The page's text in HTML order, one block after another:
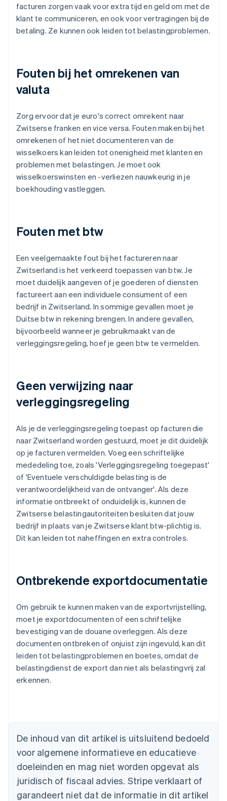
facturen zorgen vaak voor extra tijd en geld om met de
klant te communiceren, en ook voor vertragingen bij de
betaling. Ze kunnen ook leiden tot belastingproblemen.
Fouten bij het omrekenen van
valuta
Zorg ervoor dat je euro's correct omrekent naar
Zwitserse franken en vice versa. Fouten maken bij het
omrekenen of het niet documenteren van de
wisselkoers kan leiden tot onenigheid met klanten en
problemen met belastingen. Je moet ook
wisselkoerswinsten en -verliezen nauwkeurig in je
boekhouding vastleggen.
Fouten met btw
Een veelgemaakte fout bij het factureren naar
Zwitserland is het verkeerd toepassen van btw. Je
moet duidelijk aangeven of je goederen of diensten
factureert aan een individuele consument of een
bedrijf in Zwitserland. In sommige gevallen moet je
Duitse btw in rekening brengen. In andere gevallen,
bijvoorbeeld wanneer je gebruikmaakt van de
verleggingsregeling, hoef je geen btw te vermelden.
Geen verwijzing naar
verleggingsregeling
Als je de verleggingsregeling toepast op facturen die
naar Zwitserland worden gestuurd, moet je dit duidelijk
op je facturen vermelden. Voeg een schriftelijke
mededeling toe, zoals 'Verleggingsregeling toegepast'
of 'Eventuele verschuldigde belasting is de
verantwoordelijkheid van de ontvanger'. Als deze
informatie ontbreekt of onduidelijk is, kunnen de
Zwitserse belastingautoriteiten besluiten dat jouw
bedrijf in plaats van je Zwitserse klant btw-plichtig is.
Dit kan leiden tot naheffingen en extra controles.
Ontbrekende exportdocumentatie
Om gebruik te kunnen maken van de exportvrijstelling,
moet je exportdocumenten of een schriftelijke
bevestiging van de douane overleggen. Als deze
documenten ontbreken of onjuist zijn ingevuld, kan dit
leiden tot belastingproblemen en boetes, omdat de
belastingdienst de export dan niet als belastingvrij zal
erkennen.
De inhoud van dit artikel is uitsluitend bedoeld
voor algemene informatieve en educatieve
doeleinden en mag niet worden opgevat als
juridisch of fiscaal advies. Stripe verklaart of
garandeert niet dat de informatie in dit artikel
Australië
Português English
English
Canada
English Français
Cyprus
English